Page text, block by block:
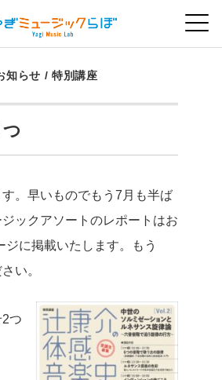
知らせ /特別講座
。早いものでもう7月も半ば
ックアソートのレポートはお
ジに掲載いたします。もう
い。
つ